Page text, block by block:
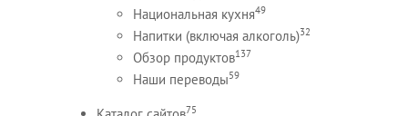
Национальная кухня49
Напитки (включая алкоголь)32
Обзор продуктов137
Наши переводы59
75